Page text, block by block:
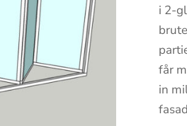
i 2-
får
in